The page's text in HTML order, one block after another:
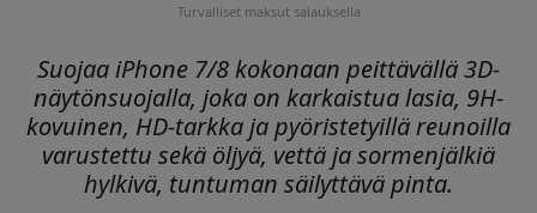
Turvalliset maksut salauksella
Suojaa iPhone 7/8 kokonaan peittävällä 3D-
näytönsuojalla, joka on karkaistua lasia, 9H-
kovuinen, HD-tarkka ja pyöristetyillä reunoilla
varustettu sekä öljyä, vettä ja sormenjälkiä
hylkivä, tuntuman säilyttävä pinta.